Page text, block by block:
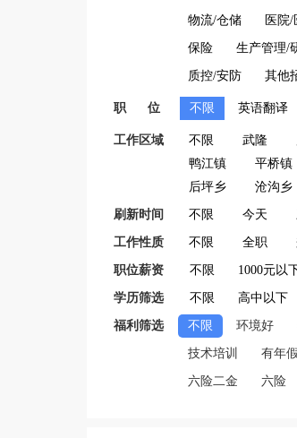
物流/仓储 医院
保险 生产管理/
质控/安防 其他
职 位 不限 英语翻译
工作区域 不限 武隆
鸭江镇
平桥镇
后坪乡
沧沟乡
刷新时间 不限 今天
工作性质 不限 全职
职位薪资 不限 1000元以
学历筛选 不限 高中以下
福利筛选 不限 环境好
技术培训 有年假
六险二金 六险